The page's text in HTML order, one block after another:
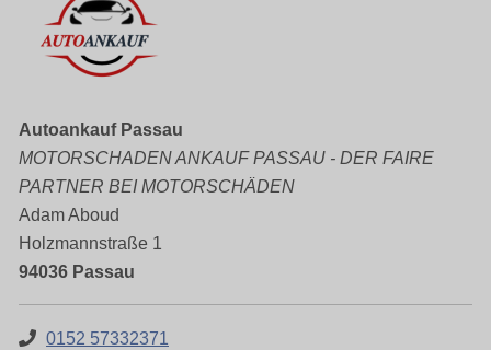
Autoankauf Passau
MOTORSCHADEN ANKAUF PASSAU - DER FAIRE
PARTNER BEI MOTORSCHÄDEN
Adam Aboud
Holzmannstraße 1
94036 Passau
0152 57332371